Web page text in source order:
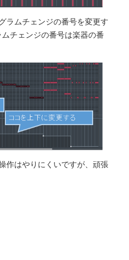
ラムチェンジの番号を変更す
チェンジの番号は楽器の番
作はやりにくいですが、頑張